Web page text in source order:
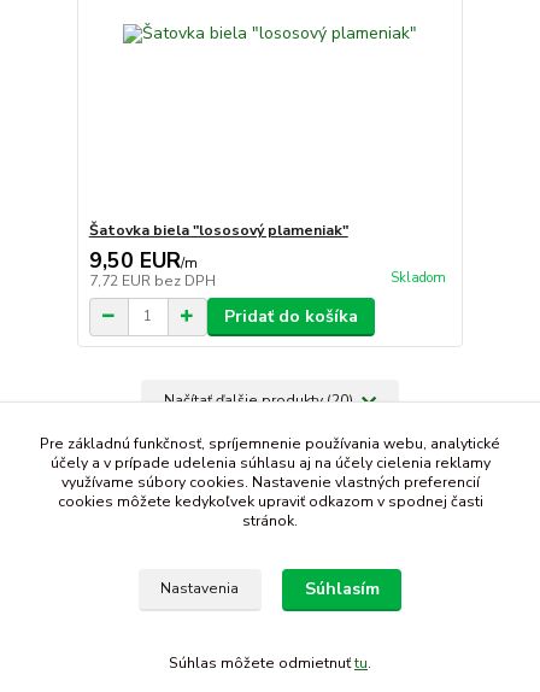
Šatovka biela "lososový plameniak"
9,50 EUR/m
7,72 EUR bez DPH Skladom
Pridať do košíka
Načítať ďalšie produkty (20)
strana z 24ďalšie
Pre základnú funkčnosť, spríjemnenie používania webu, analytické
účely a v prípade udelenia súhlasu aj na účely cielenia reklamy
využívame súbory cookies. Nastavenie vlastných preferencií
cookies môžete kedykoľvek upraviť odkazom v spodnej časti
stránok.
Nastavenia Súhlasím
Súhlas môžete odmietnuťtu.